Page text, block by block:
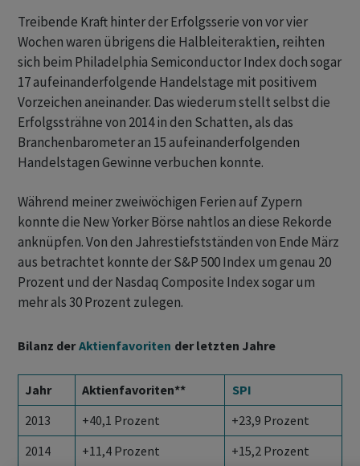
Treibende Kraft hinter der Erfolgsserie von vor vier
Wochen waren übrigens die Halbleiteraktien, reihten
sich beim Philadelphia Semiconductor Index doch sogar
17 aufeinanderfolgende Handelstage mit positivem
Vorzeichen aneinander. Das wiederum stellt selbst die
Erfolgssträhne von 2014 in den Schatten, als das
Branchenbarometer an 15 aufeinanderfolgenden
Handelstagen Gewinne verbuchen konnte.
Während meiner zweiwöchigen Ferien auf Zypern
konnte die New Yorker Börse nahtlos an diese Rekorde
anknüpfen. Von den Jahrestiefstständen von Ende März
aus betrachtet konnte der S&P 500 Index um genau 20
Prozent und der Nasdaq Composite Index sogar um
mehr als 30 Prozent zulegen.
Bilanz derAktienfavoriten der letzten Jahre
Jahr Aktienfavoriten**
SPI
2013
+40,1 Prozent
+23,9 Prozent
2014
+11,4 Prozent
+15,2 Prozent